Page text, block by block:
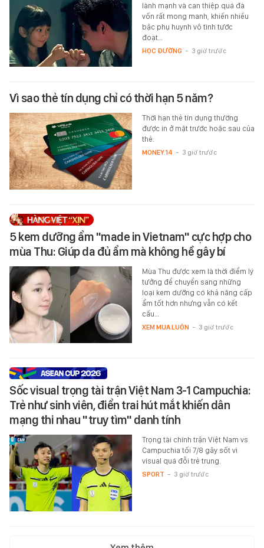
lành mạnh và can thiệp quá đà
vốn rất mong manh, khiến nhiều
bậc phụ huynh vô tình tước
đoạt…
HỌC ĐƯỜNG - 3 giờ trước
Vì sao thẻ tín dụng chỉ có thời hạn 5 năm?
Thời hạn thẻ tín dụng thường
được in ở mặt trước hoặc sau của
thẻ.
MONEY.14 - 3 giờ trước
5 kem dưỡng ẩm "made in Vietnam" cực hợp cho
mùa Thu: Giúp da đủ ẩm mà không hề gây bí
Mùa Thu được xem là thời điểm lý
tưởng để chuyển sang những
loại kem dưỡng có khả năng cấp
ẩm tốt hơn nhưng vẫn có kết
cấu…
XEM MUA LUÔN - 3 giờ trước
Sốc visual trọng tài trận Việt Nam 3-1 Campuchia:
Trẻ như sinh viên, điển trai hút mắt khiến dân
mạng thi nhau "truy tìm" danh tính
Trọng tài chính trận Việt Nam vs
Campuchia tối 7/8 gây sốt vì
visual quá đỗi trẻ trung.
SPORT - 3 giờ trước